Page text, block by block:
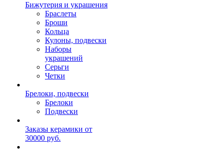
Бижутерия и украшения
Браслеты
Броши
Кольца
Кулоны, подвески
Наборы
украшений
Серьги
Четки
Брелоки, подвески
Брелоки
Подвески
Заказы керамики от
30000 руб.